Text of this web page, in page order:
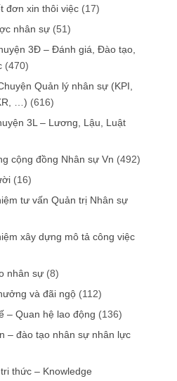
đơn xin thôi việc (17)
nhân sự (51)
3Đ – Đánh giá, Đào tạo,
(470)
Quản lý nhân sự (KPI,
…) (616)
3L – Lương, Lậu, Luật
cộng đồng Nhân sự Vn (492)
(16)
tư vấn Quản trị Nhân sự
xây dựng mô tả công việc
nhân sự (8)
và đãi ngộ (112)
– Quan hệ lao động (136)
– đào tạo nhân sự nhân lực
thức – Knowledge